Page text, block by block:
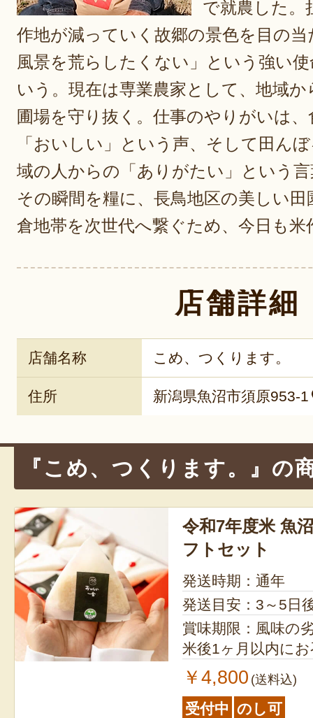
で就農した。
作地が減っていく故郷の景色を目の
風景を荒らしたくない」という強い
いう。現在は専業農家として、地域
圃場を守り抜く。仕事のやりがいは
「おいしい」という声、そして田ん
域の人からの「ありがたい」という
その瞬間を糧に、長鳥地区の美しい
倉地帯を次世代へ繋ぐため、今日も米
店舗詳細
店舗名称 こめ、つくります。
住所 新潟県魚沼市須原953-1
『こめ、つくります。』の
令和7年度米 魚
フトセット
発送時期：通年
発送目安：3～5日
賞味期限：風味の
米後1ヶ月以内に
￥4,800 (送料込)
受付中 のし可